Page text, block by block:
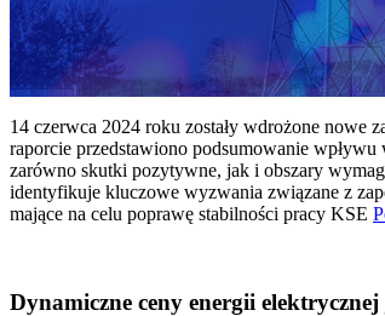
14 czerwca 2024 roku zostały wdrożone nowe
raporcie przedstawiono podsumowanie
zarówno skutki pozytywne, jak i obszary
identyfikuje kluczowe wyzwania związane z
mające na celu poprawę stabilności pracy KSE
Dynamiczne ceny energii